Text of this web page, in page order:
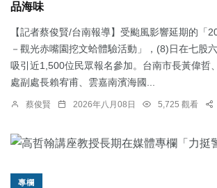
品海味
【記者蔡俊賢/台南報導】受颱風影響延期的「
－觀光赤嘴園挖文蛤體驗活動」，(8)日在七股
吸引近1,500位民眾報名參加。台南市長黃偉哲
處副處長賴宥甫、雲嘉南濱海國...
蔡俊賢 2026年八月08日 5,725 觀看
專欄